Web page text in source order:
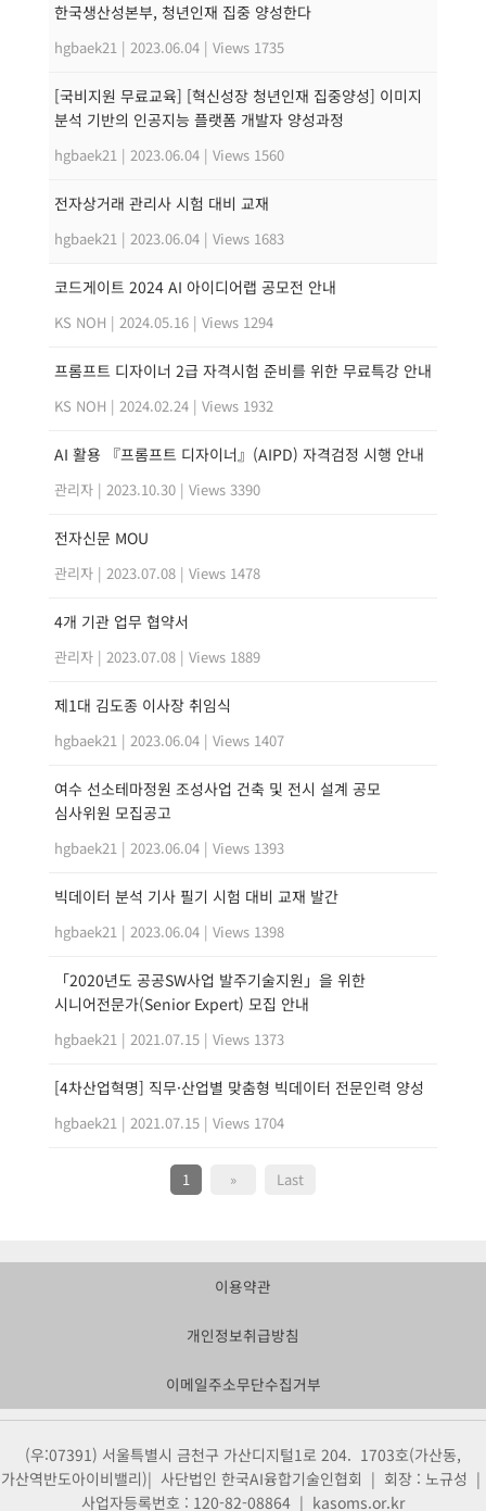
한국생산성본부, 청년인재 집중 양성한다
hgbaek21 | 2023.06.04 | Views 1735
[국비지원 무료교육] [혁신성장 청년인재 집중양성] 이미지
분석 기반의 인공지능 플랫폼 개발자 양성과정
hgbaek21 | 2023.06.04 | Views 1560
전자상거래 관리사 시험 대비 교재
hgbaek21 | 2023.06.04 | Views 1683
코드게이트 2024 AI 아이디어랩 공모전 안내
KS NOH | 2024.05.16 | Views 1294
프롬프트 디자이너 2급 자격시험 준비를 위한 무료특강 안내
KS NOH | 2024.02.24 | Views 1932
AI 활용 『프롬프트 디자이너』(AIPD) 자격검정 시행 안내
관리자 | 2023.10.30 | Views 3390
전자신문 MOU
관리자 | 2023.07.08 | Views 1478
4개 기관 업무 협약서
관리자 | 2023.07.08 | Views 1889
제1대 김도종 이사장 취임식
hgbaek21 | 2023.06.04 | Views 1407
여수 선소테마정원 조성사업 건축 및 전시 설계 공모
심사위원 모집공고
hgbaek21 | 2023.06.04 | Views 1393
빅데이터 분석 기사 필기 시험 대비 교재 발간
hgbaek21 | 2023.06.04 | Views 1398
「2020년도 공공SW사업 발주기술지원」을 위한
시니어전문가(Senior Expert) 모집 안내
hgbaek21 | 2021.07.15 | Views 1373
[4차산업혁명] 직무·산업별 맞춤형 빅데이터 전문인력 양성
hgbaek21 | 2021.07.15 | Views 1704
1 » Last
이용약관
개인정보취급방침
이메일주소무단수집거부
(우:07391) 서울특별시 금천구 가산디지털1로 204. 1703호(가산동,
가산역반도아이비밸리)| 사단법인 한국AI융합기술인협회 | 회장 : 노규성 |
사업자등록번호 : 120-82-08864 | kasoms.or.kr